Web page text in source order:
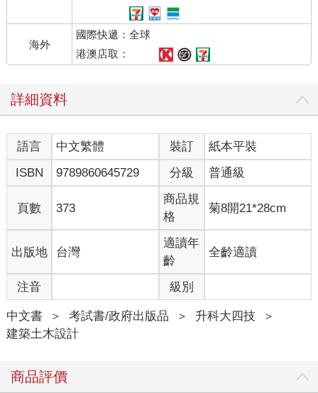
海外
國際快遞：全球
港澳店取：
詳細資料
語言 中文繁體 裝訂
紙本平裝
ISBN
9789860645729 分級 普通級
頁數 373
商品規
格
菊8開21*28cm
出版地 台灣
適讀年
齡
全齡適讀
注音 級別
中文書 ＞ 考試書/政府出版品 ＞ 升科大四技
＞
建築土木設計
商品評價